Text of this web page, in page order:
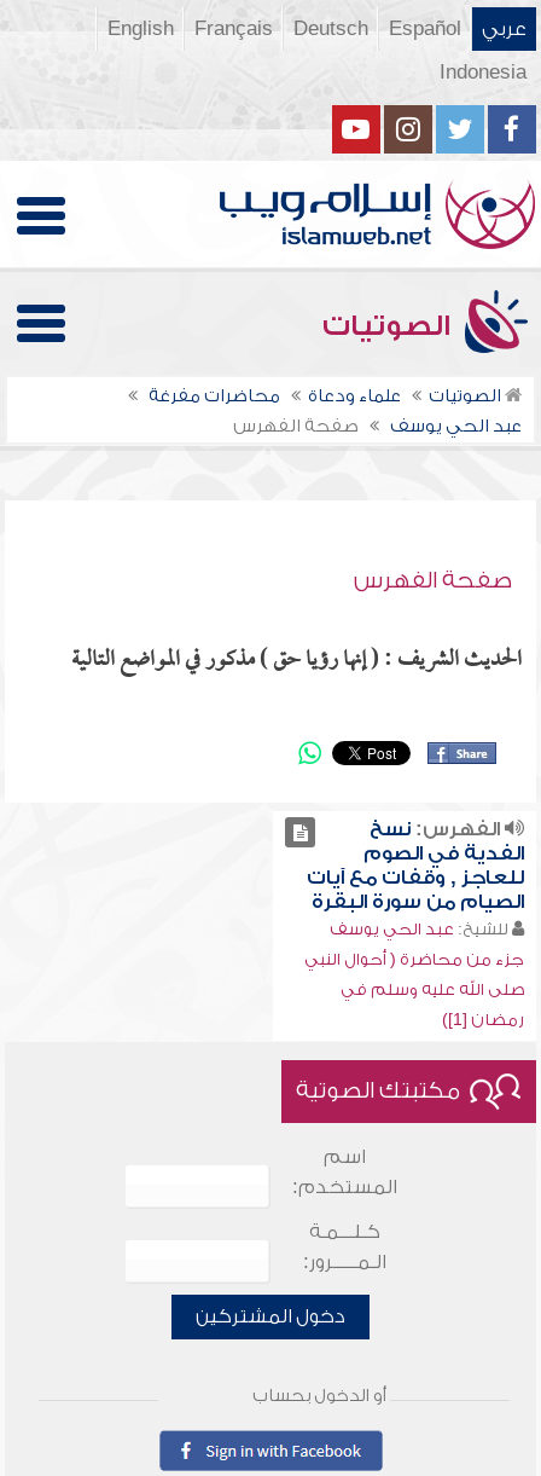
عربي Español
Deutsch
Français
English
Indonesia
الصوتيات
الصوتيات علماء ودعاة
محاضرات مفرغة
عبد الحي يوسف
صفحة الفهرس
صفحة الفهرس
الحديث الشريف : ( إنها رؤيا حق ) مذكور في المواضع التالية
الفهرس:نسخ
الفدية في الصوم
للعاجز , وقفات مع آيات
الصيام من سورة البقرة
للشيخ: عبد الحي يوسف
جزء من محاضرة ( أحوال النبي
صلى الله عليه وسلم في
رمضان [1])
مكتبتك الصوتية
اسم
المستخدم:
كـلـــمـة
الـمـــــرور:
دخول المشتركين
أو الدخول بحساب